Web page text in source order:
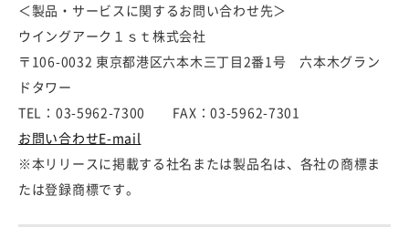
＜製品・サービスに関するお問い合わせ先＞
ウイングアーク１ｓｔ株式会社
〒106-0032 東京都港区六本木三丁目2番1号 六本木グラン
ドタワー
TEL：03-5962-7300 FAX：03-5962-7301
お問い合わせE-mail
※本リリースに掲載する社名または製品名は、各社の商標ま
たは登録商標です。